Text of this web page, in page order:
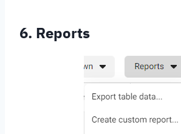
6. Reports